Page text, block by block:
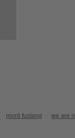
mord fustang we are